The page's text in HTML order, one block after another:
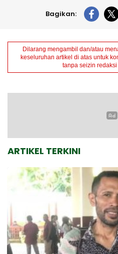
Bagikan:
Dilarang mengambil dan/atau
keseluruhan artikel di atas untuk
tanpa seizin redaksi
ARTIKEL TERKINI